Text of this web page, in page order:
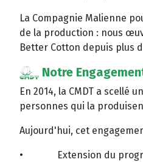
La Compagnie Malienne
de la production : nous
Better Cotton depuis plus
Notre
En 2014, la CMDT a
personnes qui la
Aujourd'hui, cet
• Extension du